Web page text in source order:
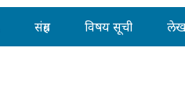
संग्रह विषय सूची